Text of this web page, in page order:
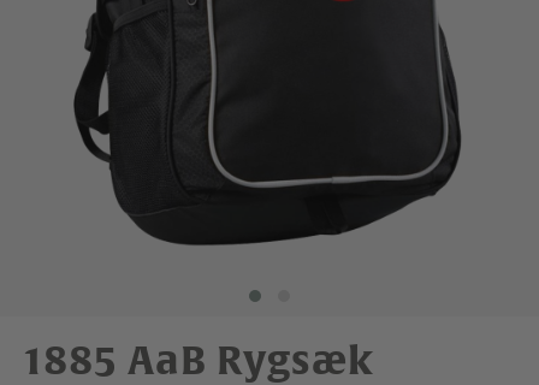
1885 AaB Rygsæk